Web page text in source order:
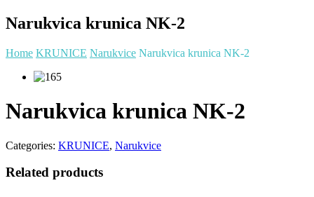
Narukvica krunica NK-2
Home KRUNICE Narukvice Narukvica krunica NK-2
Narukvica krunica NK-2
Categories: KRUNICE, Narukvice
Related products